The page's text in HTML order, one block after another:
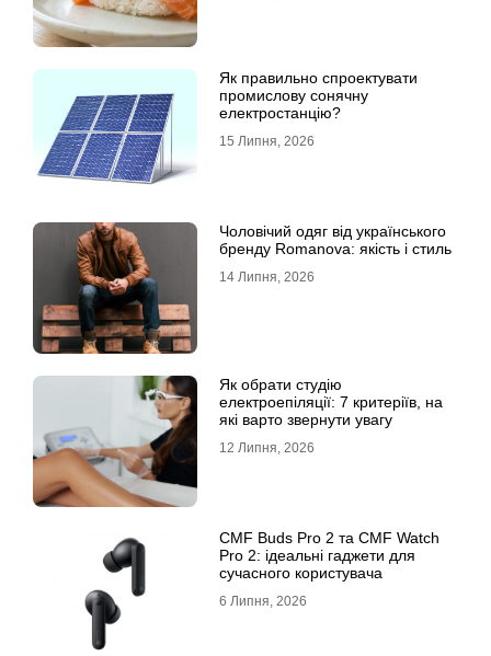
Як правильно спроектувати
промислову сонячну
електростанцію?
15 Липня, 2026
Чоловічий одяг від українського
бренду Romanova: якість і стиль
14 Липня, 2026
Як обрати студію
електроепіляції: 7 критеріїв, на
які варто звернути увагу
12 Липня, 2026
CMF Buds Pro 2 та CMF Watch
Pro 2: ідеальні гаджети для
сучасного користувача
6 Липня, 2026